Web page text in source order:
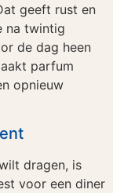
geeft rust en
na twintig
de dag heen
parfum
opnieuw
dragen, is
voor een diner